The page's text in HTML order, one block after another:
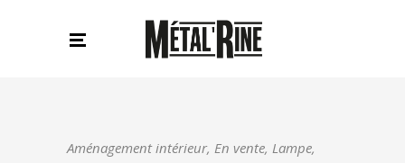
Aménagement intérieur, En vente, Lampe,